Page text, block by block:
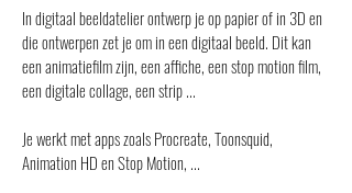
In digitaal beeldatelier ontwerp je op papier of in 3D en
die ontwerpen zet je om in een digitaal beeld. Dit kan
een animatiefilm zijn, een affiche, een stop motion film,
een digitale collage, een strip ...
Je werkt met apps zoals Procreate, Toonsquid,
Animation HD en Stop Motion, ...